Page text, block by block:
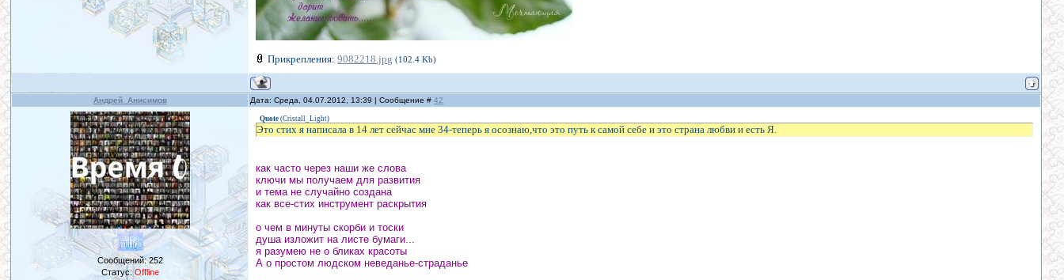
Прикрепления:9082218.jpg (102.4 Kb)
Андрей_Анисимов Дата: Среда, 04.07.2012, 13:39 | Сообщение #42
Сообщений:252
Статус: Offline
Quote (Cristall_Light)
Это стих я написала в 14 лет сейчас мне 34-теперь я осознаю,что это путь к самой себе и это страна любви и есть Я.
как часто через наши же слова
ключи мы получаем для развития
и тема не случайно создана
как все-стих инструмент раскрытия
о чем в минуты скорби и тоски
душа изложит на листе бумаги...
я разумею не о бликах красоты
А о простом людском неведанье-страданье